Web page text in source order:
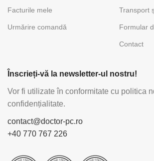
Facturile mele
Urmărire comandă
Transport
Formular
Contact
Înscrieți-vă la newsletter-ul nostru!
Vor fi utilizate în conformitate cu politica
confidențialitate.
contact@doctor-pc.ro
+40 770 767 226